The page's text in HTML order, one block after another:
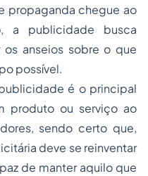
propaganda chegue ao
a publicidade busca
os anseios sobre o que
possível.
é o principal
produto ou serviço ao
sendo certo que,
deve se reinventar
de manter aquilo que